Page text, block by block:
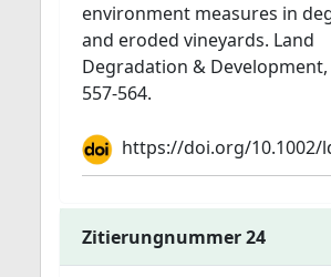
environment measures in
and eroded vineyards. Land
Degradation & Development,
557-564.
https://doi.org/10.1002/
Zitierungnummer 24